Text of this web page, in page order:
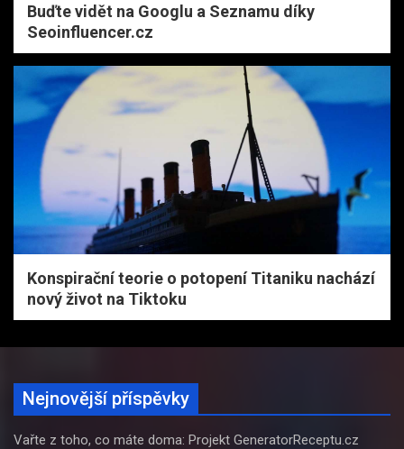
Buďte vidět na Googlu a Seznamu díky
Seoinfluencer.cz
Konspirační teorie o potopení Titaniku nachází
nový život na Tiktoku
Nejnovější příspěvky
Vařte z toho, co máte doma: Projekt GeneratorReceptu.cz